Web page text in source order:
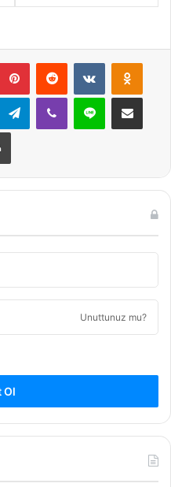
PinterestReddit VKontakte
TelegramViber Line E-Posta ile
Yazdır
Unuttunuz mu?
Ol